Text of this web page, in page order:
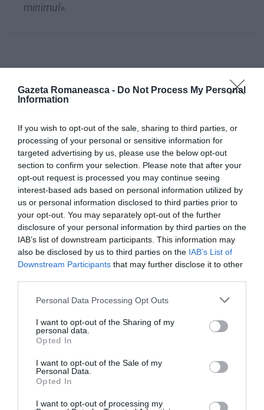
Gazeta Romaneasca - Do Not Process My Personal
Information
If you wish to opt-out of the sale, sharing to third parties, or
processing of your personal or sensitive information for
targeted advertising by us, please use the below opt-out
section to confirm your selection. Please note that after your
opt-out request is processed you may continue seeing
interest-based ads based on personal information utilized by
us or personal information disclosed to third parties prior to
your opt-out. You may separately opt-out of the further
disclosure of your personal information by third parties on the
IAB’s list of downstream participants. This information may
also be disclosed by us to third parties on the IAB’s List of
Downstream Participants that may further disclose it to other
Personal Data Processing Opt Outs
I want to opt-out of the Sharing of my
personal data.
Opted In
I want to opt-out of the Sale of my
Personal Data.
Opted In
I want to opt-out of processing my
minimul».
În 12 aprilie a apărut articolul. În 13 aprilie i
suspendat regimul de semilibertate acordat de